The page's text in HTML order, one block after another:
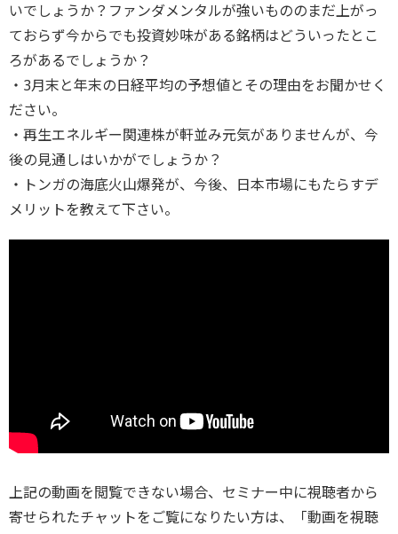
いでしょうか？ファンダメンタルが強いもののまだ上がっ
ておらず今からでも投資妙味がある銘柄はどういったとこ
ろがあるでしょうか？
・3月末と年末の日経平均の予想値とその理由をお聞かせく
ださい。
・再生エネルギー関連株が軒並み元気がありませんが、今
後の見通しはいかがでしょうか？
・トンガの海底火山爆発が、今後、日本市場にもたらすデ
メリットを教えて下さい。
上記の動画を閲覧できない場合、セミナー中に視聴者から
寄せられたチャットをご覧になりたい方は、「動画を視聴